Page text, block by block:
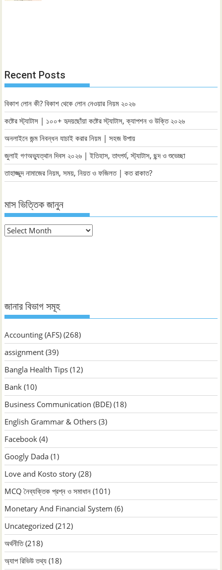
Recent Posts
বিকাশ লোন কী? বিকাশ থেকে লোন নেওয়ার নিয়ম ২০২৬
কষ্টের স্ট্যাটাস | ১০০+ হৃদয়ছোঁয়া কষ্টের স্ট্যাটাস, ক্যাপশন ও উক্তি ২০২৬
অনলাইনে জন্ম নিবন্ধন যাচাই করার নিয়ম | সহজ উপায়
জুলাই গণঅভ্যুত্থান দিবস ২০২৬ | ইতিহাস, তাৎপর্য, স্ট্যাটাস, ছন্দ ও শুভেচ্ছা
তাহাজ্জুদ নামাজের নিয়ম, সময়, নিয়ত ও ফজিলত | কত রাকাত?
মাস ভিত্তিক জানুন
মাস
জানার বিভাগ সমূহ
Accounting (AFS) (268)
assignment (39)
Bangla Health Tips (12)
Bank (10)
Business Communication (BDE) (18)
English Grammar & Others (3)
Facebook (4)
Googly Dada (1)
Love and Kosto story (28)
MCQ নৈব্যক্তিক প্রশ্ন ও সমাধান (101)
Monetary And Financial System (6)
Uncategorized (212)
অর্থনীতি(218)
অ্যাপ রিভিউ তথ্য (18)